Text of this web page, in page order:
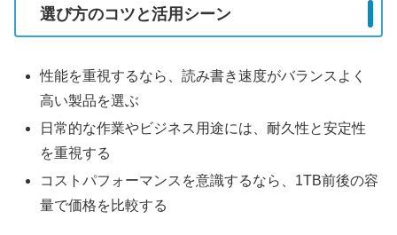
選び方のコツと活用シーン
性能を重視するなら、読み書き速度がバランスよく
高い製品を選ぶ
日常的な作業やビジネス用途には、耐久性と安定性
を重視する
コストパフォーマンスを意識するなら、1TB前後の容
量で価格を比較する